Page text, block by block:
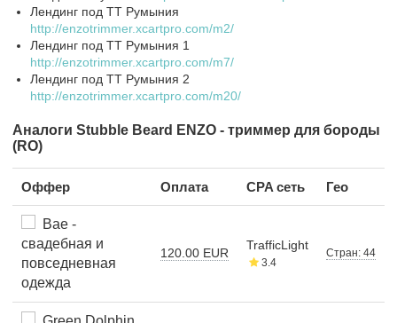
Лендинг под ТТ Румыния
http://enzotrimmer.xcartpro.com/m2/
Лендинг под ТТ Румыния 1
http://enzotrimmer.xcartpro.com/m7/
Лендинг под ТТ Румыния 2
http://enzotrimmer.xcartpro.com/m20/
Аналоги Stubble Beard ENZO - триммер для бороды
(RO)
Оффер Оплата CPA сеть Гео
Bae -
свадебная и
повседневная
одежда
120.00 EUR
TrafficLight
3.4
Стран: 44